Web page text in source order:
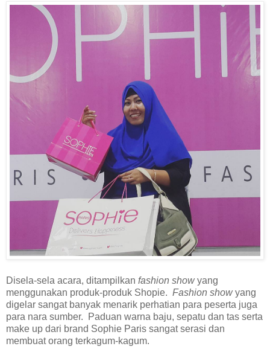
Disela-sela acara, ditampilkan fashion showyang
menggunakan produk-produk Shopie. Fashion showyang
digelar sangat banyak menarik perhatian para peserta juga
para nara sumber. Paduan warna baju, sepatu dan tas serta
make up dari brand Sophie Paris sangat serasi dan
membuat orang terkagum-kagum.